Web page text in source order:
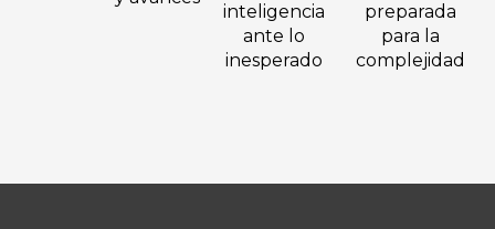
inteligencia
ante lo
inesperado
preparada
para la
complejidad